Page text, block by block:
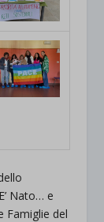
Nato… e
Famiglie del